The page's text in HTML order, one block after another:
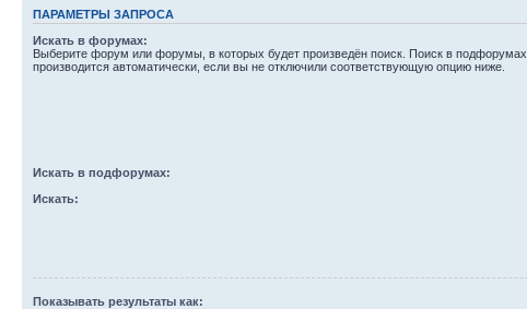
ПАРАМЕТРЫ ЗАПРОСА
Искать в форумах:
Выберите форум или форумы, в которых будет произведён поиск. Поиск в подфорумах
производится автоматически, если вы не отключили соответствующую опцию ниже.
Искать в подфорумах:
Искать:
Показывать результаты как: